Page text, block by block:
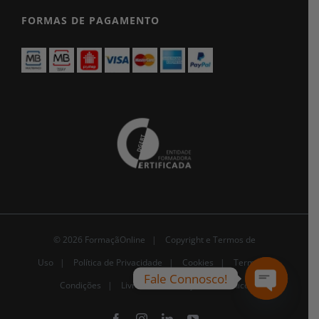
FORMAS DE PAGAMENTO
© 2026 FormaçãOnline |
Copyright e Termos de
Uso | Política de Privacidade | Cookies |
Termos e
Condições |
Livro de Reclamações Eletrónico
Fale Connosco!